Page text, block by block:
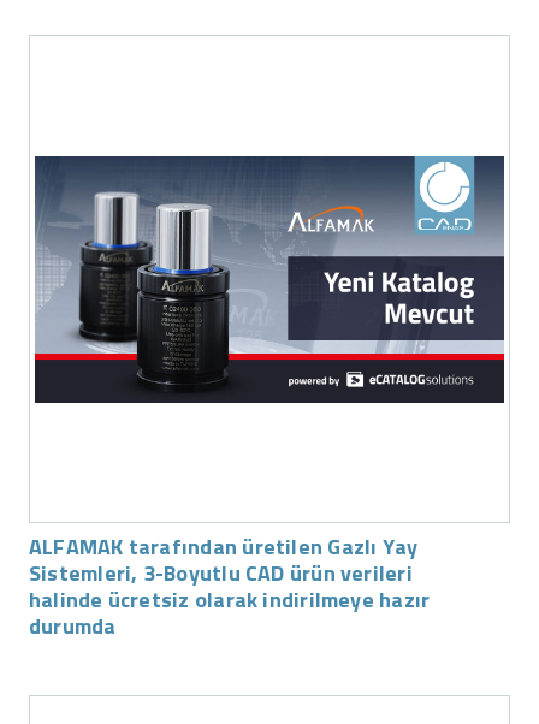
ALFAMAK tarafından üretilen Gazlı Yay
Sistemleri, 3-Boyutlu CAD ürün verileri
halinde ücretsiz olarak indirilmeye hazır
durumda